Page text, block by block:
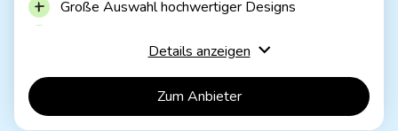
Inkl. Domain und Email-Postfach
6 Monate kostenlos testen
Große Auswahl hochwertiger Designs
Übersichtliches Shop-Dashboard
Stößt bei großen Shops an seine Grenzen
Details anzeigen
Zum Anbieter